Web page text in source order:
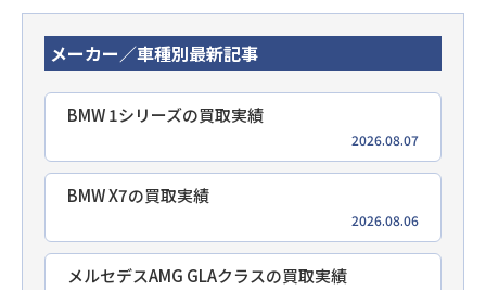
メーカー／車種別最新記事
BMW 1シリーズの買取実績
2026.08.07
BMW X7の買取実績
2026.08.06
メルセデスAMG GLAクラスの買取実績